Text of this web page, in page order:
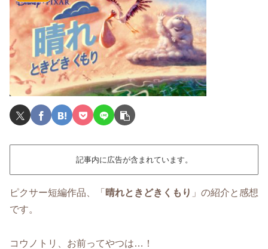
記事内に広告が含まれています。
ピクサー短編作品、「 晴れときどきくもり 」の紹介と感想
です。
コウノトリ、お前ってやつは…！